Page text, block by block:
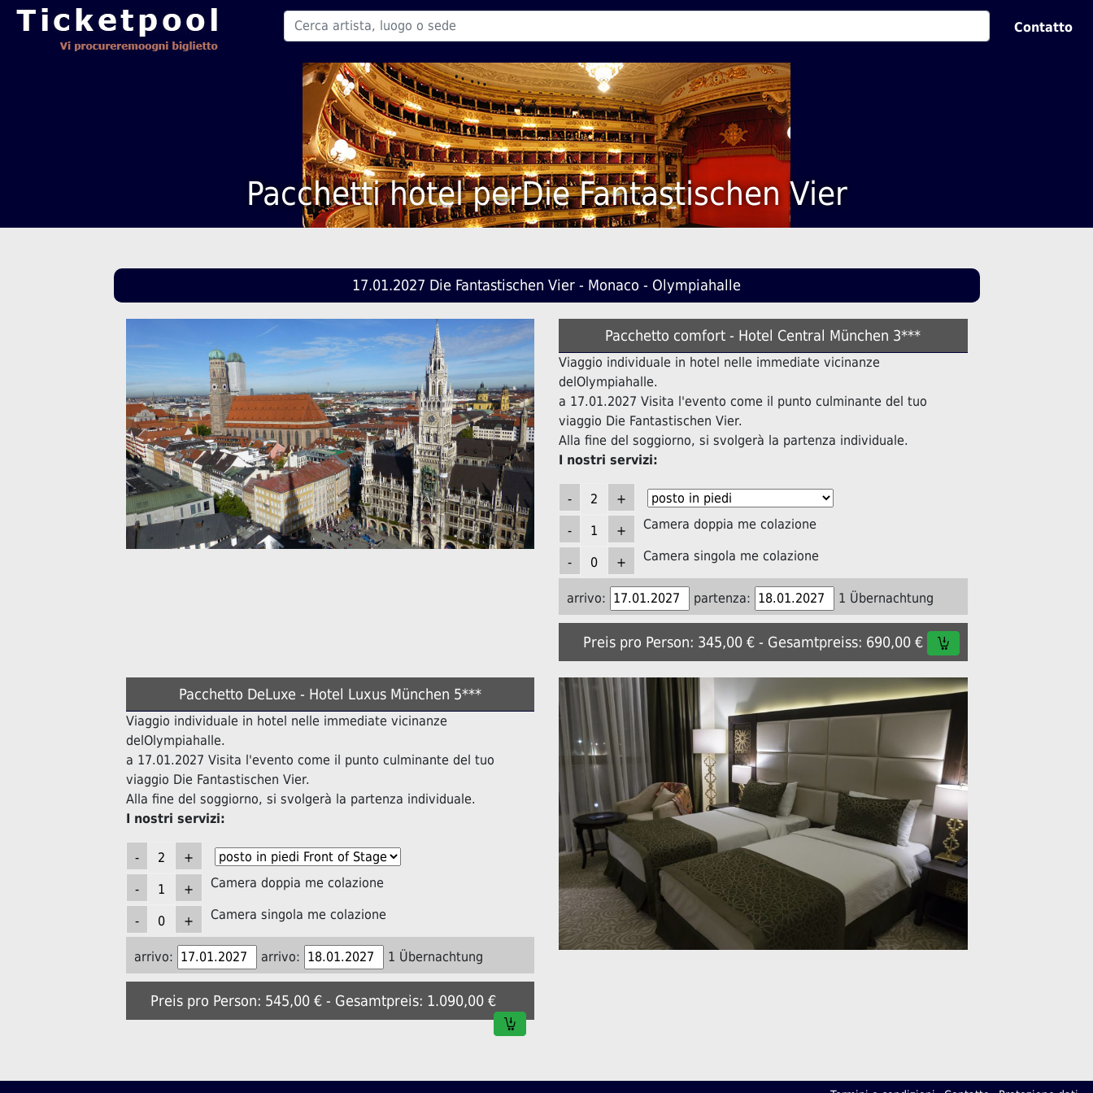
Contatto
Pacchetti hotel perDie Fantastischen Vier
17.01.2027 Die Fantastischen Vier - Monaco - Olympiahalle
Pacchetto comfort - Hotel Central München 3***
Viaggio individuale in hotel nelle immediate vicinanze
delOlympiahalle.
a 17.01.2027 Visita l'evento come il punto culminante del tuo
viaggio Die Fantastischen Vier.
Alla fine del soggiorno, si svolgerà la partenza individuale.
I nostri servizi:
Camera doppia me colazione
Camera singola me colazione
arrivo: partenza: 1 Übernachtung
Preis pro Person: 345,00 € - Gesamtpreiss: 690,00 €
Pacchetto DeLuxe - Hotel Luxus München 5***
Viaggio individuale in hotel nelle immediate vicinanze
delOlympiahalle.
a 17.01.2027 Visita l'evento come il punto culminante del tuo
viaggio Die Fantastischen Vier.
Alla fine del soggiorno, si svolgerà la partenza individuale.
I nostri servizi:
Camera doppia me colazione
Camera singola me colazione
arrivo: arrivo: 1 Übernachtung
Preis pro Person: 545,00 € - Gesamtpreis: 1.090,00 €